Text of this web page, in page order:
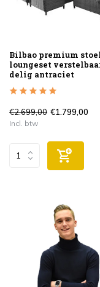
Bilbao premium
loungeset
delig antraciet
€2.699,00 €1.799,00
Incl. btw